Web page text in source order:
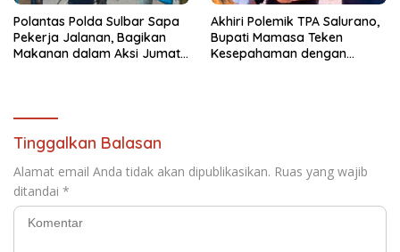
Polantas Polda Sulbar Sapa
Pekerja Jalanan, Bagikan
Makanan dalam Aksi Jumat
Akhiri Polemik TPA Salurano,
Bupati Mamasa Teken
Kesepahaman dengan
Tinggalkan Balasan
Alamat email Anda tidak akan dipublikasikan. Ruas yang wajib
ditandai *